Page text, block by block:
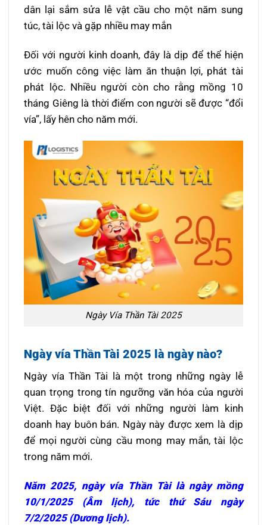
dân lại sắm sửa lễ vật cầu cho một năm sung
túc, tài lộc và gặp nhiều may mắn
Đối với người kinh doanh, đây là dịp để thể hiện
ước muốn công việc làm ăn thuận lợi, phát tài
phát lộc. Nhiều người còn cho rằng mồng 10
tháng Giêng là thời điểm con người sẽ được “đổi
vía”, lấy hên cho năm mới.
Ngày Vía Thần Tài 2025
Ngày vía Thần Tài 2025 là ngày nào?
Ngày vía Thần Tài là một trong những ngày lễ
quan trọng trong tín ngưỡng văn hóa của người
Việt. Đặc biệt đối với những người làm kinh
doanh hay buôn bán. Ngày này được xem là dịp
để mọi người cùng cầu mong may mắn, tài lộc
trong năm mới.
Năm 2025, ngày vía Thần Tài là ngày mồng
10/1/2025 (Âm lịch), tức thứ Sáu ngày
7/2/2025 (Dương lịch).